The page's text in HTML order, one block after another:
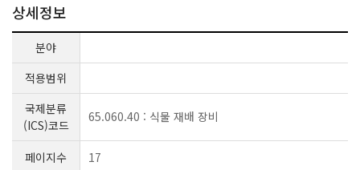
상세정보
분야
적용범위
국제분류
(ICS)코드
65.060.40 : 식물 재배 장비
페이지수
17